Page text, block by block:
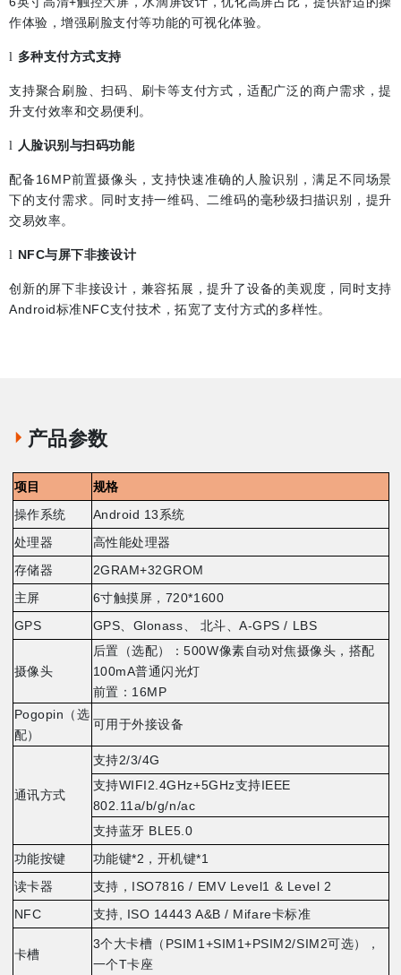
作体验，增强刷脸支付等功能的可视化体验。
l 多种支付方式支持
支持聚合刷脸、扫码、刷卡等支付方式，适配广泛的商户需求，提
升支付效率和交易便利。
l 人脸识别与扫码功能
配备16MP前置摄像头，支持快速准确的人脸识别，满足不同场景
下的支付需求。同时支持一维码、二维码的毫秒级扫描识别，提升
交易效率。
l NFC与屏下非接设计
创新的屏下非接设计，兼容拓展，提升了设备的美观度，同时支持
Android标准NFC支付技术，拓宽了支付方式的多样性。
产品参数
项目
规格
操作系统
Android 13系统
处理器
高性能处理器
存储器
2GRAM+32GROM
主屏
6寸触摸屏， 720*1600
GPS
GPS Glonass 、 北斗、A-GPS / LBS
摄像头
后置（选配）：500W像素自动对焦摄像头，搭配
100mA普通闪光灯
前置： 16MP
Pogopin （选
配）
可用于外接设备
通讯方式
支持2/3/4G
支持WIFI2.4GHz+5GHz支持IEEE
802.11a/b/g/n/ac
支持蓝牙 BLE5.0
功能按键
功能键*2 ，开机键*1
读卡器
支持， ISO7816 / EMV Level1 & Level 2
NFC
支持 , ISO 14443 A&B / Mifare卡标准
卡槽
3个大卡槽（ PSIM1+SIM1+PSIM2/SIM2可选），
一个T卡座